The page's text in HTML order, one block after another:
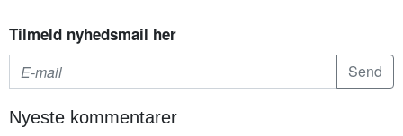
Tilmeld nyhedsmail her
Nyeste kommentarer